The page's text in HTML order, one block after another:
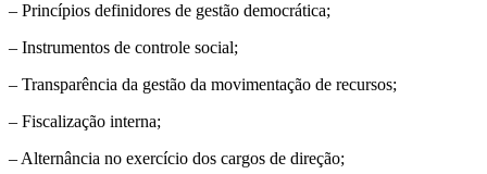
– Princípios definidores de gestão democrática;
– Instrumentos de controle social;
– Transparência da gestão da movimentação de recursos;
– Fiscalização interna;
– Alternância no exercício dos cargos de direção;